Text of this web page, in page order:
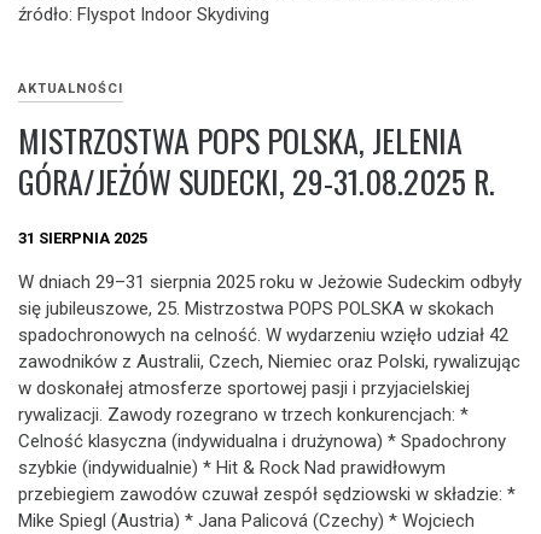
źródło: Flyspot Indoor Skydiving
AKTUALNOŚCI
MISTRZOSTWA POPS POLSKA, JELENIA
GÓRA/JEŻÓW SUDECKI, 29-31.08.2025 R.
31 SIERPNIA 2025
W dniach 29–31 sierpnia 2025 roku w Jeżowie Sudeckim odbyły
się jubileuszowe, 25. Mistrzostwa POPS POLSKA w skokach
spadochronowych na celność. W wydarzeniu wzięło udział 42
zawodników z Australii, Czech, Niemiec oraz Polski, rywalizując
w doskonałej atmosferze sportowej pasji i przyjacielskiej
rywalizacji. Zawody rozegrano w trzech konkurencjach: *
Celność klasyczna (indywidualna i drużynowa) * Spadochrony
szybkie (indywidualnie) * Hit & Rock Nad prawidłowym
przebiegiem zawodów czuwał zespół sędziowski w składzie: *
Mike Spiegl (Austria) * Jana Palicová (Czechy) * Wojciech